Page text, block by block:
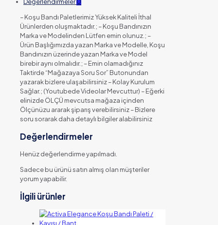
Değerlendirmeler0
– Koşu Bandı Paletlerimiz Yüksek Kaliteli İthal
Ürünlerden oluşmaktadır.; – Koşu Bandınızın
Marka ve Modelinden Lütfen emin olunuz.; –
Ürün Başlığımızda yazan Marka ve Modelle, Koşu
Bandınızın üzerinde yazan Marka ve Model
birebir aynı olmalıdır.; – Emin olamadığınız
Taktirde “Mağazaya Soru Sor” Butonundan
yazarak bizlere ulaşabilirsiniz – Kolay Kurulum
Sağlar.; (Youtubede Videolar Mevcuttur) – Eğerki
elinizde ÖLÇÜ mevcutsa mağaza içinden
Ölçünüzu ararak şiparış verebilirsiniz – Bizlere
soru sorarak daha detaylı bilgiler alabilirsiniz
Değerlendirmeler
Henüz değerlendirme yapılmadı.
Sadece bu ürünü satın almış olan müşteriler
yorum yapabilir.
İlgili ürünler